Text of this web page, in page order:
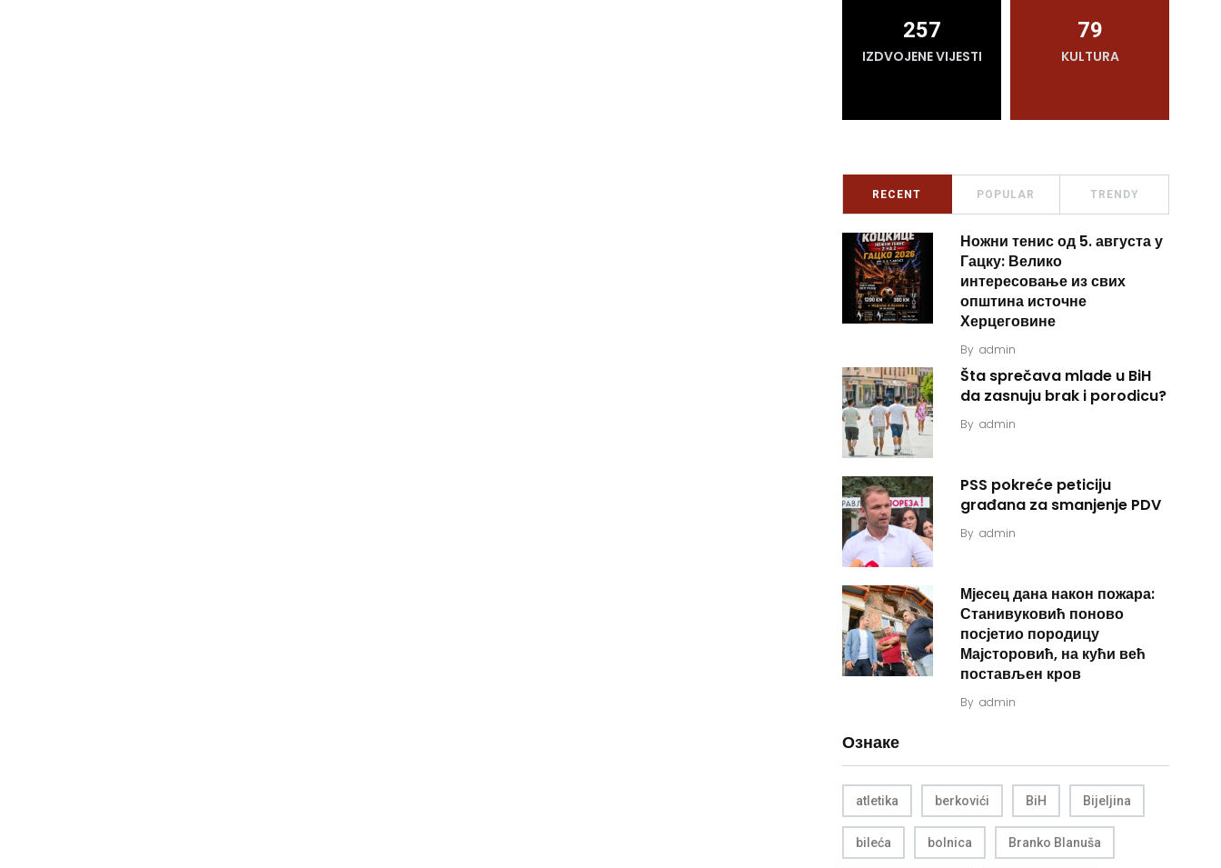
257
IZDVOJENE VIJESTI
79
KULTURA
RECENT POPULAR TRENDY
Ножни тенис од 5. августа у
Гацку: Велико
интересовање из свих
општина источне
Херцеговине
By admin
Šta sprečava mlade u BiH
da zasnuju brak i porodicu?
By admin
PSS pokreće peticiju
građana za smanjenje PDV
By admin
Мјесец дана након пожара:
Станивуковић поново
посјетио породицу
Мајсторовић, на кући већ
постављен кров
By admin
Ознаке
atletika berkovići BiH Bijeljina
bileća bolnica Branko Blanuša